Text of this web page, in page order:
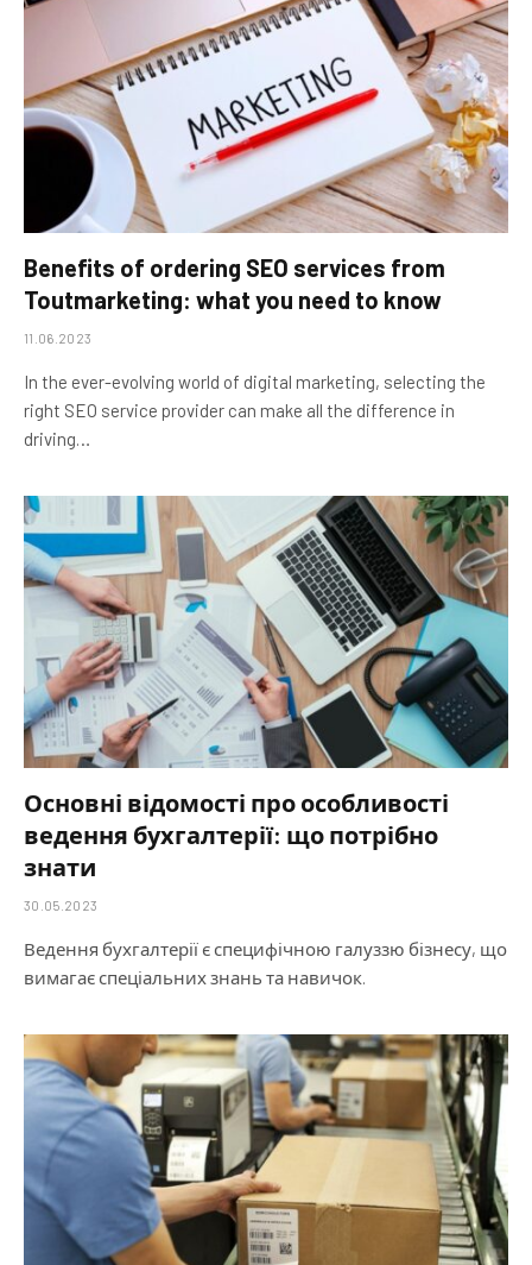
Benefits of ordering SEO services from
Toutmarketing: what you need to know
11.06.2023
In the ever-evolving world of digital marketing, selecting the
right SEO service provider can make all the difference in
driving…
Основні відомості про особливості
ведення бухгалтерії: що потрібно
знати
30.05.2023
Ведення бухгалтерії є специфічною галуззю бізнесу, що
вимагає спеціальних знань та навичок.